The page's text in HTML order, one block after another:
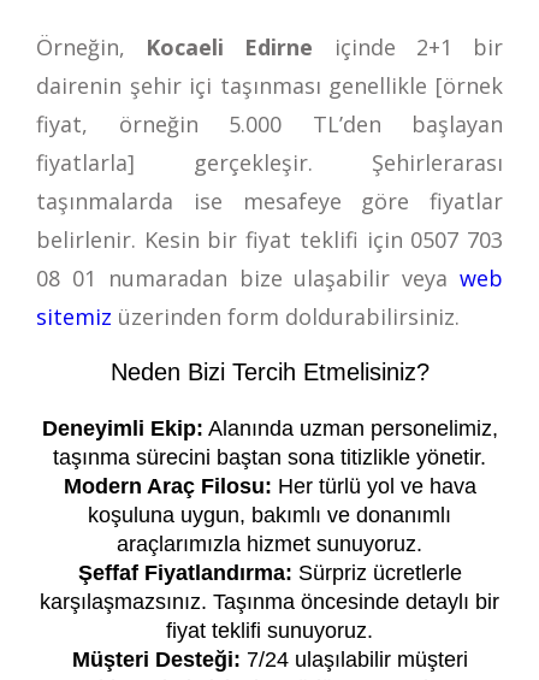
Örneğin, Kocaeli Edirne içinde 2+1 bir
dairenin şehir içi taşınması genellikle [örnek
fiyat, örneğin 5.000 TL’den başlayan
fiyatlarla] gerçekleşir. Şehirlerarası
taşınmalarda ise mesafeye göre fiyatlar
belirlenir. Kesin bir fiyat teklifi için 0507 703
08 01
numaradan bize ulaşabilir veyaweb
sitemiz üzerinden form doldurabilirsiniz.
Neden Bizi Tercih Etmelisiniz?
Deneyimli Ekip: Alanında uzman personelimiz,
taşınma sürecini baştan sona titizlikle yönetir.
Modern Araç Filosu: Her türlü yol ve hava
koşuluna uygun, bakımlı ve donanımlı
araçlarımızla hizmet sunuyoruz.
Şeffaf Fiyatlandırma: Sürpriz ücretlerle
karşılaşmazsınız. Taşınma öncesinde detaylı bir
fiyat teklifi sunuyoruz.
Müşteri Desteği: 7/24 ulaşılabilir müşteri